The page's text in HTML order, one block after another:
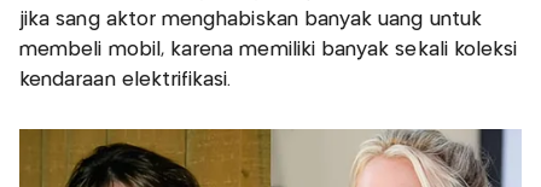
jika sang aktor menghabiskan banyak uang untuk
membeli mobil, karena memiliki banyak sekali koleksi
kendaraan elektrifikasi.